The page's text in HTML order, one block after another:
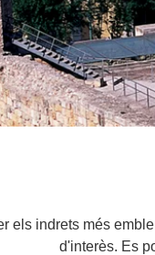
els indrets més
d'interès. Es